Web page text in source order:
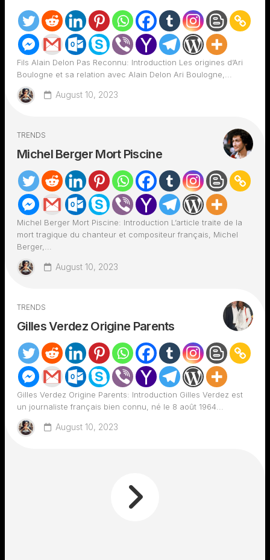
Fils Alain Delon Pas Reconnu: Introduction Les origines d’Ari
Boulogne et sa relation avec Alain Delon Ari Boulogne,...
August 10, 2023
TRENDS
Michel Berger Mort Piscine
Michel Berger Mort Piscine: Introduction L’article traite de la
mort tragique du chanteur et compositeur français, Michel
Berger,...
August 10, 2023
TRENDS
Gilles Verdez Origine Parents
Gilles Verdez Origine Parents: Introduction Gilles Verdez est
un journaliste français bien connu, né le 8 août 1964...
August 10, 2023